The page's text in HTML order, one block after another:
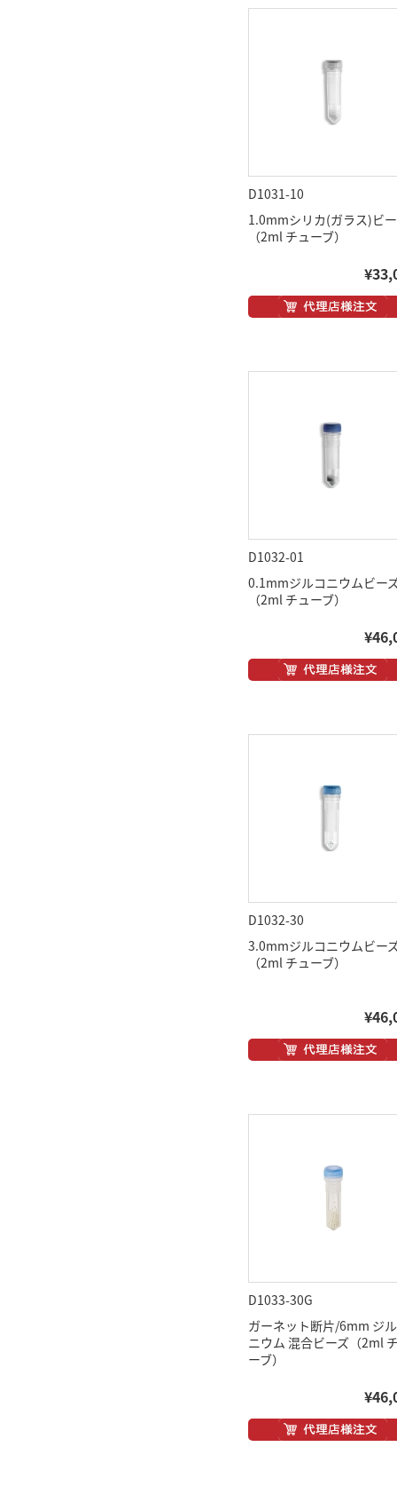
D1031-10
1.0mmシリカ(ガラス)ビ
（2ml チューブ）
D1032-01
0.1mmジルコニウムビー
（2ml チューブ）
D1032-30
3.0mmジルコニウムビー
（2ml チューブ）
D1033-30G
ガーネット断片/6mm ジ
ニウム 混合ビーズ（2ml
ーブ）